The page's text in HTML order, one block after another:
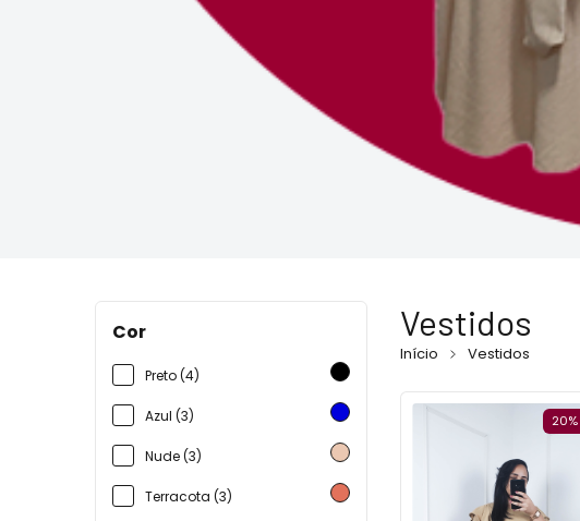
Cor
Preto (4)
Azul (3)
Nude (3)
Terracota (3)
Vestidos
Início Vestidos
20%